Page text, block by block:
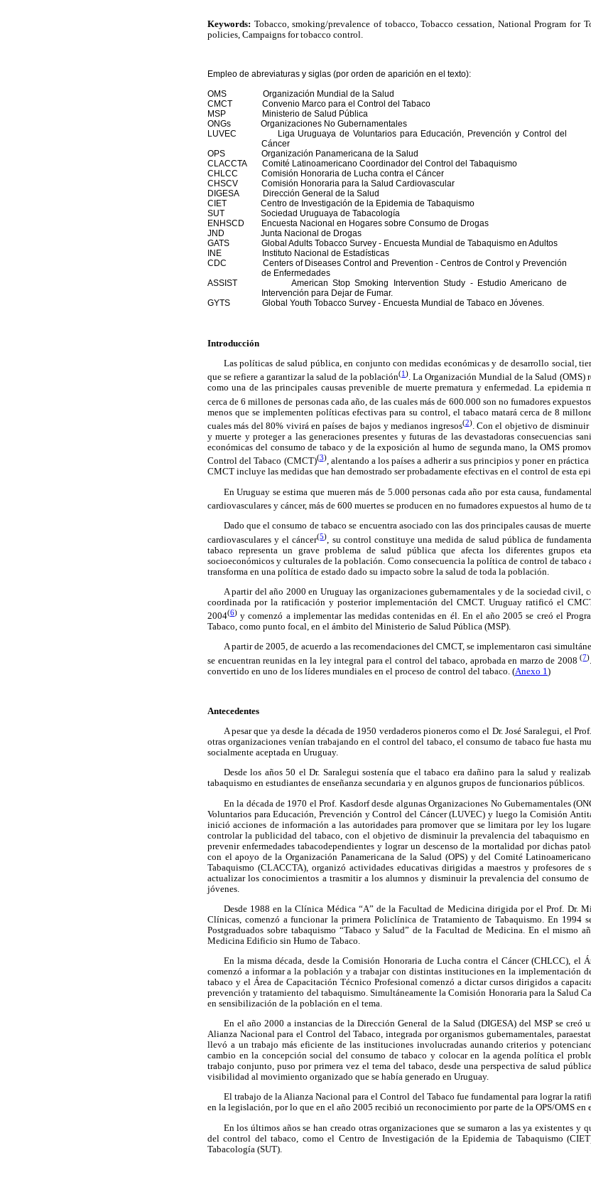
Keywords: Tobacco, smoking/prevalence of tobacco, Tobacco cessation, National Program for
policies, Campaigns for tobacco control.
Empleo de abreviaturas y siglas (por orden de aparición en el texto):
OMS Organización Mundial de la Salud
CMCT Convenio Marco para el Control del Tabaco
MSP Ministerio de Salud Pública
ONGs Organizaciones No Gubernamentales
LUVEC Liga Uruguaya de Voluntarios para Educación, Prevención y Control del
Cáncer
OPS Organización Panamericana de la Salud
CLACCTA Comité Latinoamericano Coordinador del Control del Tabaquismo
CHLCC Comisión Honoraria de Lucha contra el Cáncer
CHSCV Comisión Honoraria para la Salud Cardiovascular
DIGESA Dirección General de la Salud
CIET Centro de Investigación de la Epidemia de Tabaquismo
SUT Sociedad Uruguaya de Tabacología
ENHSCD Encuesta Nacional en Hogares sobre Consumo de Drogas
JND Junta Nacional de Drogas
GATS Global Adults Tobacco Survey - Encuesta Mundial de Tabaquismo en Adultos
INE Instituto Nacional de Estadísticas
CDC Centers of Diseases Control and Prevention - Centros de Control y Prevención
de Enfermedades
ASSIST American Stop Smoking Intervention Study - Estudio Americano de
Intervención para Dejar de Fumar.
GYTS Global Youth Tobacco Survey - Encuesta Mundial de Tabaco en Jóvenes.
Introducción
Las políticas de salud pública, en conjunto con medidas económicas y de desarrollo social,
que se refiere a garantizar la salud de la población(1). La Organización Mundial de la Salud (OMS)
como una de las principales causas prevenible de muerte prematura y enfermedad. La epidemia
cerca de 6 millones de personas cada año, de las cuales más de 600.000 son no fumadores
menos que se implementen políticas efectivas para su control, el tabaco matará cerca de 8
cuales más del 80% vivirá en países de bajos y medianos ingresos(2). Con el objetivo de disminuir
y muerte y proteger a las generaciones presentes y futuras de las devastadoras consecuencias
económicas del consumo de tabaco y de la exposición al humo de segunda mano, la OMS
Control del Tabaco (CMCT)(3), alentando a los países a adherir a sus principios y poner en
CMCT incluye las medidas que han demostrado ser probadamente efectivas en el control de esta
En Uruguay se estima que mueren más de 5.000 personas cada año por esta causa,
cardiovasculares y cáncer, más de 600 muertes se producen en no fumadores expuestos al humo de
Dado que el consumo de tabaco se encuentra asociado con las dos principales causas de
cardiovasculares y el cáncer(5)
, su control constituye una medida de salud pública de
tabaco representa un grave problema de salud pública que afecta los diferentes grupos
socioeconómicos y culturales de la población. Como consecuencia la política de control de tabaco
transforma en una política de estado dado su impacto sobre la salud de toda la población.
A partir del año 2000 en Uruguay las organizaciones gubernamentales y de la sociedad civil,
coordinada por la ratificación y posterior implementación del CMCT. Uruguay ratificó el
2004(6) y comenzó a implementar las medidas contenidas en él. En el año 2005 se creó el
Tabaco, como punto focal, en el ámbito del Ministerio de Salud Pública (MSP).
A partir de 2005, de acuerdo a las recomendaciones del CMCT, se implementaron casi
se encuentran reunidas en la ley integral para el control del tabaco, aprobada en marzo de 2008 (7)
convertido en uno de los líderes mundiales en el proceso de control del tabaco. (Anexo 1 )
Antecedentes
A pesar que ya desde la década de 1950 verdaderos pioneros como el Dr. José Saralegui, el
otras organizaciones venían trabajando en el control del tabaco, el consumo de tabaco fue hasta
socialmente aceptada en Uruguay.
Desde los años 50 el Dr. Saralegui sostenía que el tabaco era dañino para la salud y
tabaquismo en estudiantes de enseñanza secundaria y en algunos grupos de funcionarios públicos.
En la década de 1970 el Prof. Kasdorf desde algunas Organizaciones No Gubernamentales
Voluntarios para Educación, Prevención y Control del Cáncer (LUVEC) y luego la Comisión
inició acciones de información a las autoridades para promover que se limitara por ley los
controlar la publicidad del tabaco, con el objetivo de disminuir la prevalencia del tabaquismo en
prevenir enfermedades tabacodependientes y lograr un descenso de la mortalidad por dichas
con el apoyo de la Organización Panamericana de la Salud (OPS) y del Comité
Tabaquismo (CLACCTA), organizó actividades educativas dirigidas a maestros y profesores
actualizar los conocimientos a trasmitir a los alumnos y disminuir la prevalencia del consumo
jóvenes.
Desde 1988 en la Clínica Médica “A” de la Facultad de Medicina dirigida por el Prof. Dr.
Clínicas, comenzó a funcionar la primera Policlínica de Tratamiento de Tabaquismo. En 1994
Postgraduados sobre tabaquismo “Tabaco y Salud” de la Facultad de Medicina. En el mismo
Medicina Edificio sin Humo de Tabaco.
En la misma década, desde la Comisión Honoraria de Lucha contra el Cáncer (CHLCC), el
comenzó a informar a la población y a trabajar con distintas instituciones en la implementación
tabaco y el Área de Capacitación Técnico Profesional comenzó a dictar cursos dirigidos a
prevención y tratamiento del tabaquismo. Simultáneamente la Comisión Honoraria para la Salud
en sensibilización de la población en el tema.
En el año 2000 a instancias de la Dirección General de la Salud (DIGESA) del MSP se creó
Alianza Nacional para el Control del Tabaco, integrada por organismos gubernamentales,
llevó a un trabajo más eficiente de las instituciones involucradas aunando criterios y
cambio en la concepción social del consumo de tabaco y colocar en la agenda política el
trabajo conjunto, puso por primera vez el tema del tabaco, desde una perspectiva de salud
visibilidad al movimiento organizado que se había generado en Uruguay.
El trabajo de la Alianza Nacional para el Control del Tabaco fue fundamental para lograr la
en la legislación, por lo que en el año 2005 recibió un reconocimiento por parte de la OPS/OMS
En los últimos años se han creado otras organizaciones que se sumaron a las ya existentes y
del control del tabaco, como el Centro de Investigación de la Epidemia de Tabaquismo
Tabacología (SUT).